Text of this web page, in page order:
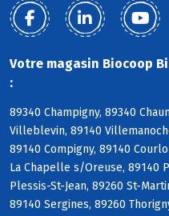
Votre magasin Biocoop
:
89340 Champigny, 89340
Villeblevin, 89140
89140 Compigny, 89140
La Chapelle s/Oreuse, 89140
Plessis-St-Jean, 89260 St-
89140 Sergines, 89260